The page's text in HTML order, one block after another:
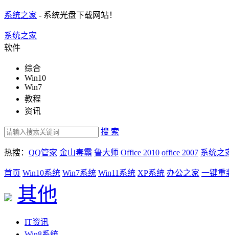
系统之家 - 系统光盘下载网站！
系统之家
软件
综合
Win10
Win7
教程
资讯
搜 索
热搜： QQ管家 金山毒霸 鲁大师 Office 2010 office 2007 系统之
首页 Win10系统 Win7系统 Win11系统 XP系统 办公之家 一键重
其他
IT资讯